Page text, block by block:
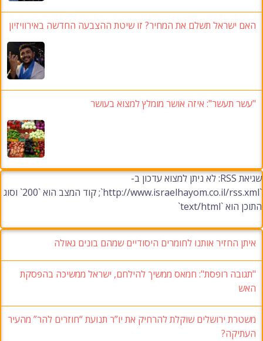
האם ישראל תשלם את המחיר? זו שיטת ההצבעה החדשה באירוויזיון
"עשר תעשר": איזה אושר מומלץ למצוא בעושר
שגיאת RSS: לא ניתן למצוא עדכון ב-
`http://www.israelhayom.co.il/rss.xml`; קוד המצב הוא `200` וסוג
התוכן הוא `text/html`
איתן החזיר אותנו לחומרים היסודיים שמהם בונים גאולה
"תגובה רופסת": חמאס ממשיך להילחם, ישראל ממשיכה בהפסקת
האש
משטרת ירושלים שוקלת להרחיק את יו”ר תנועת “חוזרים להר” מהעיר
העתיקה?